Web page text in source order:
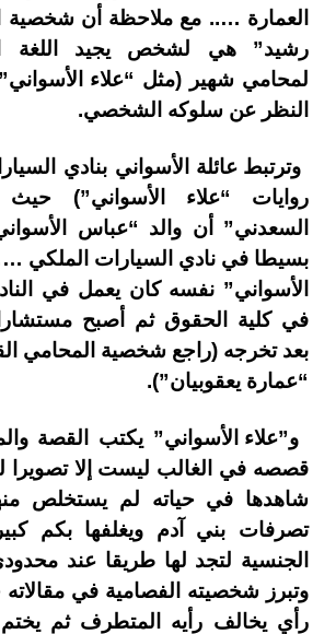
العمارة ….. مع ملاحظة أن شخصية
رشيد” هي لشخص يجيد اللغة
لمحامي شهير (مثل “علاء
النظر عن سلوكه الشخصي.
وترتبط عائلة الأسواني بنادي
روايات “علاء الأسواني”)
السعدني” أن والد “عباس
بسيطا في نادي السيارات
الأسواني” نفسه كان يعمل في
في كلية الحقوق ثم أصبح مستشارا
بعد تخرجه (راجع شخصية المحامي
“عمارة يعقوبيان”).
و”علاء الأسواني” يكتب القصة
قصصه في الغالب ليست إلا تصويرا
شاهدها في حياته لم يستخلص
تصرفات بني آدم ويغلفها بكم
الجنسية لتجد لها طريقا عند
وتبرز شخصيته الفصامية في
رأي يخالف رأيه المتطرف ثم يختم